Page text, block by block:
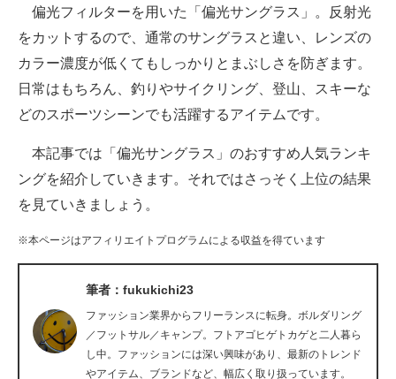
ITの今と未来を見通す
スマホと通信の最新トレンド
進化するPCとデバイスの未来
好きが集まる 比べて選べる
ビジネスと働き方のヒント
経営リーダーのコミュニティ
マーケ×ITの今がよく分かる
ITエンジニア向け専門サイト
偏光フィルターを用いた「偏光サングラス」。反射光
をカットするので、通常のサングラスと違い、レンズの
カラー濃度が低くてもしっかりとまぶしさを防ぎます。
日常はもちろん、釣りやサイクリング、登山、スキーな
どのスポーツシーンでも活躍するアイテムです。
本記事では「偏光サングラス」のおすすめ人気ランキ
ングを紹介していきます。それではさっそく上位の結果
を見ていきましょう。
※本ページはアフィリエイトプログラムによる収益を得ています
筆者：fukukichi23
ファッション業界からフリーランスに転身。ボルダリング
／フットサル／キャンプ。フトアゴヒゲトカゲと二人暮ら
し中。ファッションには深い興味があり、最新のトレンド
やアイテム、ブランドなど、幅広く取り扱っています。